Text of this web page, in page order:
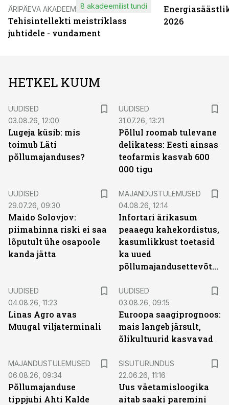
ÄRIPÄEVA AKADEEMIA
Tehisintellekti meistriklass
juhtidele - vundament
8 akadeemilist tundi
2026
HETKEL KUUM
UUDISED
03.08.26, 12:00
Lugeja küsib: mis
toimub Läti
põllumajanduses?
UUDISED
31.07.26, 13:21
Põllul roomab tulevane
delikatess: Eesti ainsas
teofarmis kasvab 600
000 tigu
UUDISED
29.07.26, 09:30
Maido Solovjov:
piimahinna riski ei saa
lõputult ühe osapoole
kanda jätta
MAJANDUSTULEMUSED
04.08.26, 12:14
Infortari ärikasum
peaaegu kahekordistus,
kasumlikkust toetasid
ka uued
põllumajandusettevõtted
UUDISED
04.08.26, 11:23
Linas Agro avas
Muugal viljaterminali
UUDISED
03.08.26, 09:15
Euroopa saagiprognoos:
mais langeb järsult,
õlikultuurid kasvavad
MAJANDUSTULEMUSED
06.08.26, 09:34
Põllumajanduse
tippjuhi Ahti Kalde
SISUTURUNDUS
22.06.26, 11:16
Uus väetamisloogika
aitab saaki paremini